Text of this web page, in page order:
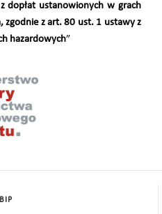
dopłat ustanowionych w grach
z art. 80 ust. 1 ustawy z
hazardowych”
BIP